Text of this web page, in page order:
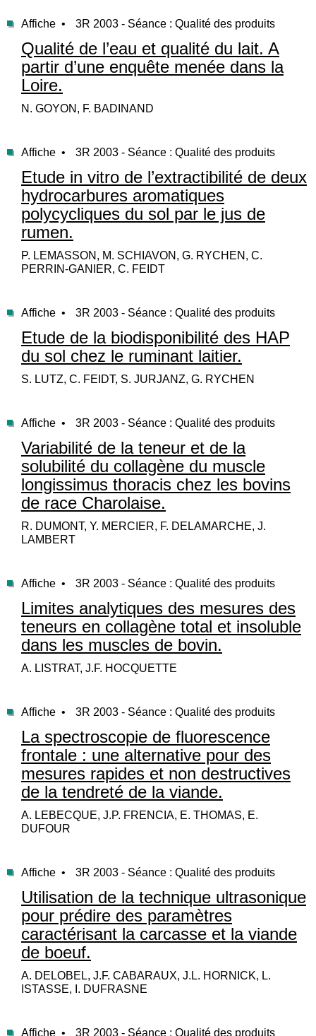
Affiche • 3R 2003 - Séance : Qualité des produits
Qualité de l’eau et qualité du lait. A
partir d’une enquête menée dans la
Loire.
N. GOYON, F. BADINAND
Affiche • 3R 2003 - Séance : Qualité des produits
Etude in vitro de l’extractibilité de deux
hydrocarbures aromatiques
polycycliques du sol par le jus de
rumen.
P. LEMASSON, M. SCHIAVON, G. RYCHEN, C.
PERRIN-GANIER, C. FEIDT
Affiche • 3R 2003 - Séance : Qualité des produits
Etude de la biodisponibilité des HAP
du sol chez le ruminant laitier.
S. LUTZ, C. FEIDT, S. JURJANZ, G. RYCHEN
Affiche • 3R 2003 - Séance : Qualité des produits
Variabilité de la teneur et de la
solubilité du collagène du muscle
longissimus thoracis chez les bovins
de race Charolaise.
R. DUMONT, Y. MERCIER, F. DELAMARCHE, J.
LAMBERT
Affiche • 3R 2003 - Séance : Qualité des produits
Limites analytiques des mesures des
teneurs en collagène total et insoluble
dans les muscles de bovin.
A. LISTRAT, J.F. HOCQUETTE
Affiche • 3R 2003 - Séance : Qualité des produits
La spectroscopie de fluorescence
frontale : une alternative pour des
mesures rapides et non destructives
de la tendreté de la viande.
A. LEBECQUE, J.P. FRENCIA, E. THOMAS, E.
DUFOUR
Affiche • 3R 2003 - Séance : Qualité des produits
Utilisation de la technique ultrasonique
pour prédire des paramètres
caractérisant la carcasse et la viande
de boeuf.
A. DELOBEL, J.F. CABARAUX, J.L. HORNICK, L.
ISTASSE, I. DUFRASNE
Affiche • 3R 2003 - Séance : Qualité des produits